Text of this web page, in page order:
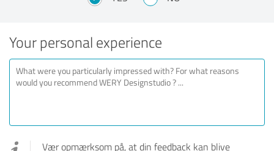
Your personal experience
Vær opmærksom på, at din feedback kan blive